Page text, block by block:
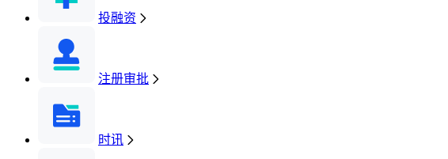
投融资
注册审批
时讯